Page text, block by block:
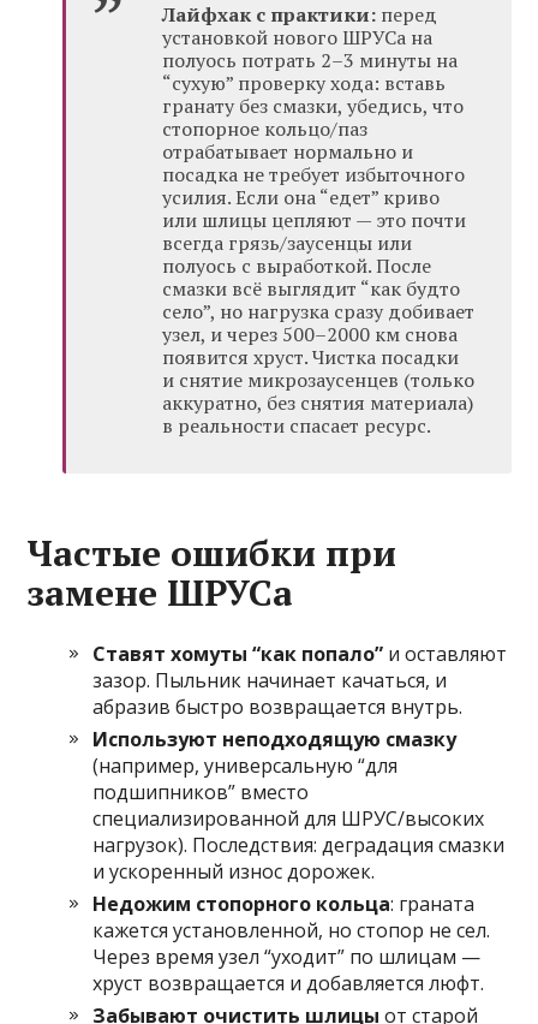
Лайфхак с практики: перед
установкой нового ШРУСа на
полуось потрать 2–3 минуты на
“сухую” проверку хода: вставь
гранату без смазки, убедись, что
стопорное кольцо/паз
отрабатывает нормально и
посадка не требует избыточного
усилия. Если она “едет” криво
или шлицы цепляют — это почти
всегда грязь/заусенцы или
полуось с выработкой. После
смазки всё выглядит “как будто
село”, но нагрузка сразу добивает
узел, и через 500–2000 км снова
появится хруст. Чистка посадки
и снятие микрозаусенцев (только
аккуратно, без снятия материала)
в реальности спасает ресурс.
Частые ошибки при
замене ШРУСа
Ставят хомуты “как попало” и оставляют
зазор. Пыльник начинает качаться, и
абразив быстро возвращается внутрь.
Используют неподходящую смазку
(например, универсальную “для
подшипников” вместо
специализированной для ШРУС/высоких
нагрузок). Последствия: деградация смазки
и ускоренный износ дорожек.
Недожим стопорного кольца: граната
кажется установленной, но стопор не сел.
Через время узел “уходит” по шлицам —
хруст возвращается и добавляется люфт.
Забывают очистить шлицы от старой